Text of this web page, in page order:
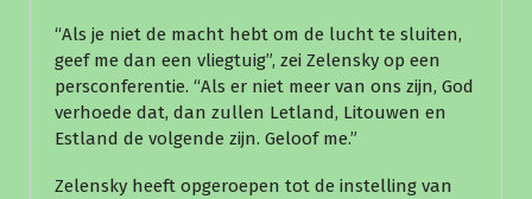
“Als je niet de macht hebt om de lucht te sluiten,
geef me dan een vliegtuig”, zei Zelensky op een
persconferentie. “Als er niet meer van ons zijn, God
verhoede dat, dan zullen Letland, Litouwen en
Estland de volgende zijn. Geloof me.”
Zelensky heeft opgeroepen tot de instelling van